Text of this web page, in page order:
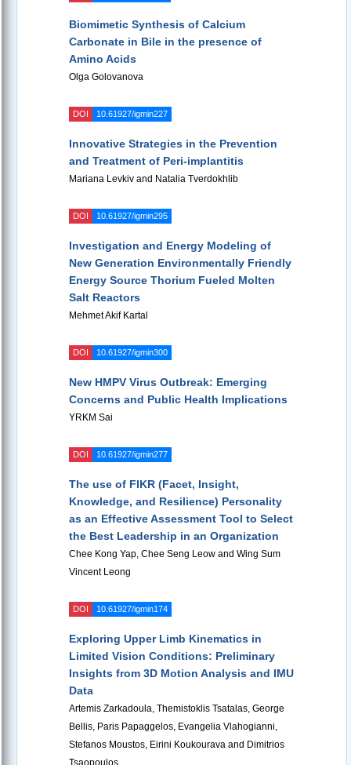
Biomimetic Synthesis of Calcium
Carbonate in Bile in the presence of
Amino Acids
Olga Golovanova
DOI 10.61927/igmin227
Innovative Strategies in the Prevention
and Treatment of Peri-implantitis
Mariana Levkiv and Natalia Tverdokhlib
DOI 10.61927/igmin295
Investigation and Energy Modeling of
New Generation Environmentally Friendly
Energy Source Thorium Fueled Molten
Salt Reactors
Mehmet Akif Kartal
DOI 10.61927/igmin300
New HMPV Virus Outbreak: Emerging
Concerns and Public Health Implications
YRKM Sai
DOI 10.61927/igmin277
The use of FIKR (Facet, Insight,
Knowledge, and Resilience) Personality
as an Effective Assessment Tool to Select
the Best Leadership in an Organization
Chee Kong Yap, Chee Seng Leow and Wing Sum
Vincent Leong
DOI 10.61927/igmin174
Exploring Upper Limb Kinematics in
Limited Vision Conditions: Preliminary
Insights from 3D Motion Analysis and IMU
Data
Artemis Zarkadoula, Themistoklis Tsatalas, George
Bellis, Paris Papaggelos, Evangelia Vlahogianni,
Stefanos Moustos, Eirini Koukourava and Dimitrios